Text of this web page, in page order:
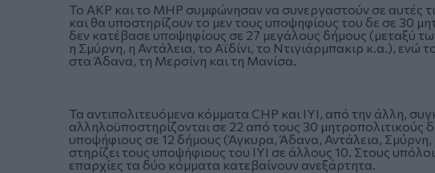
Το AKP και το MHP συμφώνησαν να συνεργαστούν σε αυτές
και θα υποστηρίζουν το μεν τους υποψηφίους του δε σε 30
δεν κατέβασε υποψηφίους σε 27 μεγάλους δήμους (μεταξύ
η Σμύρνη, η Αντάλεια, το Αϊδίνι, το Ντιγιάρμπακιρ κ.α.), ενώ
στα Άδανα, τη Μερσίνη και τη Μανίσα.
Τα αντιπολιτευόμενα κόμματα CHP και IYI, από την άλλη,
αλληλοϋποστηρίζονται σε 22 από τους 30 μητροπολιτικούς
υποψήφιους σε 12 δήμους (Άγκυρα, Άδανα, Αντάλεια, Σμύρνη,
στηρίζει τους υποψήφιους του IYI σε άλλους 10. Στους
επαρχίες τα δύο κόμματα κατεβαίνουν ανεξάρτητα.